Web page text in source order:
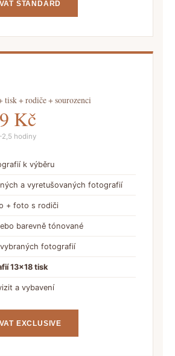
STANDARD
tisk + rodiče + sourozenci
Kč
hodiny
k výběru
a vyretušovaných fotografií
+ foto s rodiči
barevně tónované
fotografií
13×18 tisk
a vybavení
EXCLUSIVE